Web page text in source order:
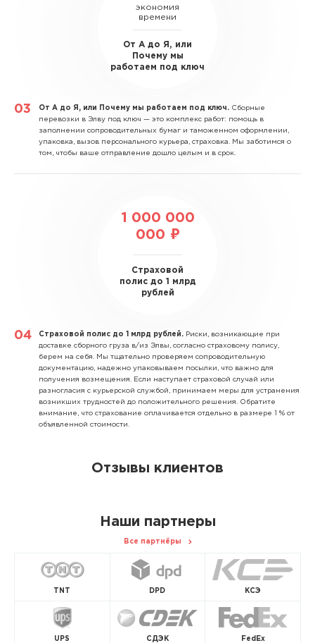
экономия
времени
От А до Я, или
Почему мы
работаем под ключ
От А до Я, или Почему мы работаем под ключ. Сборные
перевозки в Элву под ключ — это комплекс работ: помощь в
заполнении сопроводительных бумаг и таможенном оформлении,
упаковка, вызов персонального курьера, страховка. Мы заботимся о
том, чтобы ваше отправление дошло целым и в срок.
1 000 000
000 ₽
Страховой
полис до 1 млрд
рублей
Страховой полис до 1 млрд рублей. Риски, возникающие при
доставке сборного груза в/из Элвы, согласно страховому полису,
берем на себя. Мы тщательно проверяем сопроводительную
документацию, надежно упаковываем посылки, что важно для
получения возмещения. Если наступает страховой случай или
разногласия с курьерской службой, принимаем меры для устранения
возникших трудностей до положительного решения. Обратите
внимание, что страхование оплачивается отдельно в размере 1 % от
объявленной стоимости.
Отзывы клиентов
Наши партнеры
Все партнёры
TNT DPD КСЭ
UPS СДЭК FedEx